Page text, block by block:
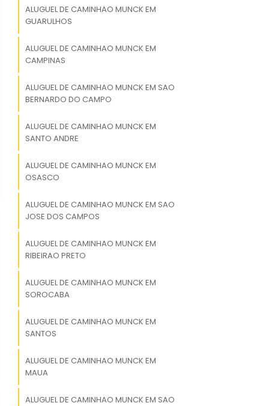
ALUGUEL DE CAMINHAO MUNCK EM
GUARULHOS
ALUGUEL DE CAMINHAO MUNCK EM
CAMPINAS
ALUGUEL DE CAMINHAO MUNCK EM SAO
BERNARDO DO CAMPO
ALUGUEL DE CAMINHAO MUNCK EM
SANTO ANDRE
ALUGUEL DE CAMINHAO MUNCK EM
OSASCO
ALUGUEL DE CAMINHAO MUNCK EM SAO
JOSE DOS CAMPOS
ALUGUEL DE CAMINHAO MUNCK EM
RIBEIRAO PRETO
ALUGUEL DE CAMINHAO MUNCK EM
SOROCABA
ALUGUEL DE CAMINHAO MUNCK EM
SANTOS
ALUGUEL DE CAMINHAO MUNCK EM
MAUA
ALUGUEL DE CAMINHAO MUNCK EM SAO